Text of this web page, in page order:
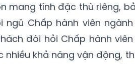
mang tính đặc thù riêng,
ngũ Chấp hành viên
đòi hỏi Chấp hành
nhiều khả năng vận động,